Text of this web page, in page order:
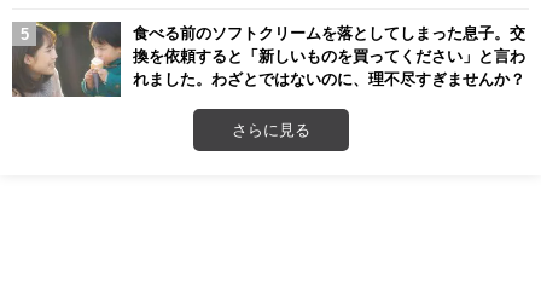
食べる前のソフトクリームを落としてしまった息子。交
換を依頼すると「新しいものを買ってください」と言わ
れました。わざとではないのに、理不尽すぎませんか？
さらに見る